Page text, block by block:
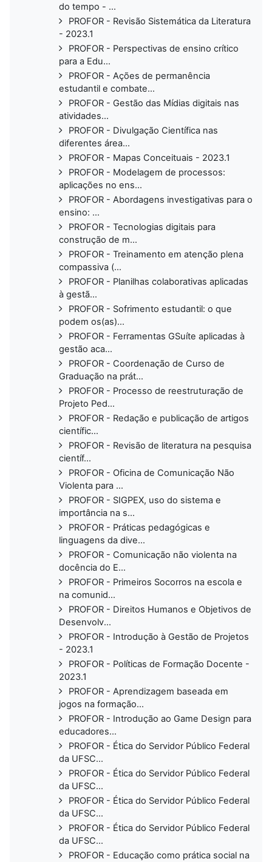
do tempo - ...
PROFOR - Revisão Sistemática da Literatura
- 2023.1
PROFOR - Perspectivas de ensino crítico
para a Edu...
PROFOR - Ações de permanência
estudantil e combate...
PROFOR - Gestão das Mídias digitais nas
atividades...
PROFOR - Divulgação Científica nas
diferentes área...
PROFOR - Mapas Conceituais - 2023.1
PROFOR - Modelagem de processos:
aplicações no ens...
PROFOR - Abordagens investigativas para o
ensino: ...
PROFOR - Tecnologias digitais para
construção de m...
PROFOR - Treinamento em atenção plena
compassiva (...
PROFOR - Planilhas colaborativas aplicadas
à gestã...
PROFOR - Sofrimento estudantil: o que
podem os(as)...
PROFOR - Ferramentas GSuíte aplicadas à
gestão aca...
PROFOR - Coordenação de Curso de
Graduação na prát...
PROFOR - Processo de reestruturação de
Projeto Ped...
PROFOR - Redação e publicação de artigos
científic...
PROFOR - Revisão de literatura na pesquisa
científ...
PROFOR - Oficina de Comunicação Não
Violenta para ...
PROFOR - SIGPEX, uso do sistema e
importância na s...
PROFOR - Práticas pedagógicas e
linguagens da dive...
PROFOR - Comunicação não violenta na
docência do E...
PROFOR - Primeiros Socorros na escola e
na comunid...
PROFOR - Direitos Humanos e Objetivos de
Desenvolv...
PROFOR - Introdução à Gestão de Projetos
- 2023.1
PROFOR - Políticas de Formação Docente -
2023.1
PROFOR - Aprendizagem baseada em
jogos na formação...
PROFOR - Introdução ao Game Design para
educadores...
PROFOR - Ética do Servidor Público Federal
da UFSC...
PROFOR - Ética do Servidor Público Federal
da UFSC...
PROFOR - Ética do Servidor Público Federal
da UFSC...
PROFOR - Ética do Servidor Público Federal
da UFSC...
PROFOR - Educação como prática social na